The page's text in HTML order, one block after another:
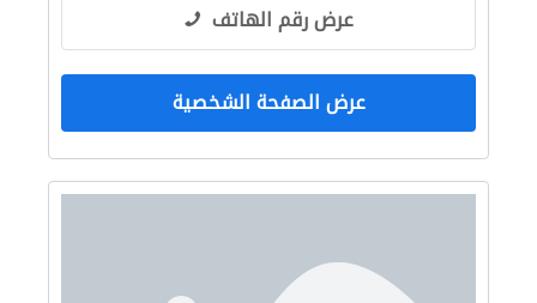
عرض رقم الهاتف
عرض الصفحة الشخصية